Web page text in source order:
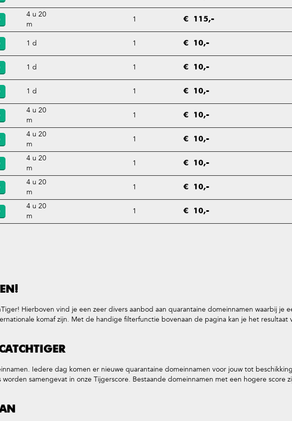
4 u 20
m
1 € 115,-
1 d 1 € 10,-
1 d 1 € 10,-
1 d 1 € 10,-
4 u 20
m
1 € 10,-
4 u 20
m
1 € 10,-
4 u 20
m
1 € 10,-
4 u 20
m
1 € 10,-
4 u 20
m
1 € 10,-
Hierboven vind je een zeer divers aanbod aan quarantaine domeinnamen waarbij
komaf zijn. Met de handige filterfunctie bovenaan de pagina kan je het
Iedere dag komen er nieuwe quarantaine domeinnamen voor jouw tot
samengevat in onze Tijgerscore. Bestaande domeinnamen met een hogere score